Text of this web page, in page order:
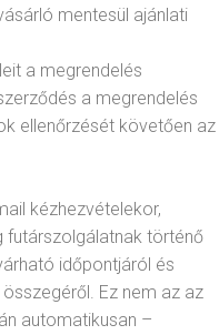
mentesül ajánlati
a megrendelés
a megrendelés
ellenőrzését követően az
kézhezvételekor,
futárszolgálatnak történő
időpontjáról és
Ez nem az az
automatikusan –